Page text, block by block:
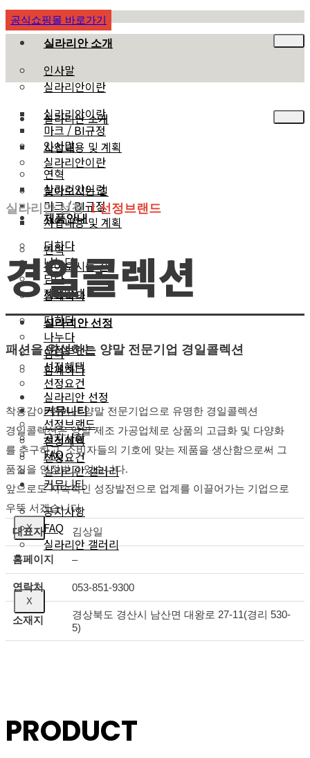
공식쇼핑몰 바로가기
실라리안 소개
인사말
실라리안이란
실라리안이란
마크 / BI규정
사업내용 및 계획
연혁
찾아오시는 길
제품안내
더하다
나누다
담다
함께하다
실라리안 선정
선정브랜드
선정혜택
선정요건
커뮤니티
공지사항
FAQ
실라리안 갤러리
X
실라리안 소개
인사말
실라리안이란
실라리안이란
마크 / BI규정
사업내용 및 계획
연혁
찾아오시는 길
제품안내
더하다
나누다
담다
함께하다
실라리안 선정
선정브랜드
선정혜택
선정요건
커뮤니티
공지사항
FAQ
실라리안 갤러리
X
실라리안 선정I 선정브랜드
경일콜렉션
패션을 완성하는 양말 전문기업 경일콜렉션
착용감이 뛰어난 양말 전문기업으로 유명한 경일콜렉션
경일콜렉션은 양말 제조 가공업체로 상품의 고급화 및 다양화
를 추구하고, 소비자들의 기호에 맞는 제품을 생산함으로써 그
품질을 인정받고 있습니다.
앞으로도 지속적인 성장발전으로 업계를 이끌어가는 기업으로
우뚝 서겠습니다.
대표자 김상일
홈페이지 –
연락처 053-851-9300
소재지
경상북도 경산시 남산면 대왕로 27-11(경리 530-
5)
PRODUCT